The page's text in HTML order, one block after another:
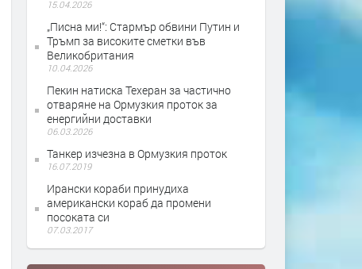
15.04.2026
„Писна ми!“: Стармър обвини Путин и
Тръмп за високите сметки във
Великобритания
10.04.2026
Пекин натиска Техеран за частично
отваряне на Ормузкия проток за
енергийни доставки
06.03.2026
Танкер изчезна в Ормузкия проток
16.07.2019
Ирански кораби принудиха
американски кораб да промени
посоката си
07.03.2017